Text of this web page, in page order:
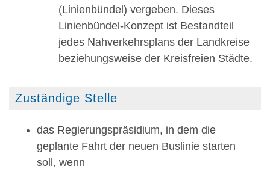
(Linienbündel) vergeben. Dieses
Linienbündel-Konzept ist Bestandteil
jedes Nahverkehrsplans der Landkreise
beziehungsweise der Kreisfreien Städte.
Zuständige Stelle
das Regierungspräsidium, in dem die
geplante Fahrt der neuen Buslinie starten
soll, wenn